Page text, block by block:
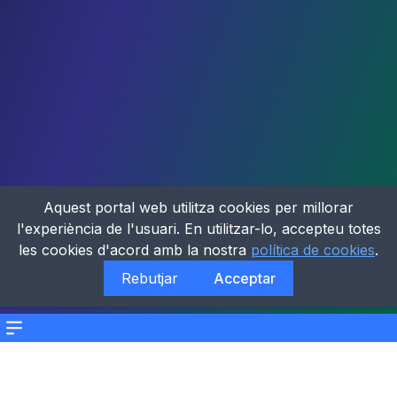
Menu
Aquest portal web utilitza cookies per millorar
l'experiència de l'usuari. En utilitzar-lo, accepteu totes
les cookies d'acord amb la nostra política de cookies.
Rebutjar
Acceptar